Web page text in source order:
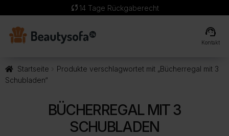
sync 14 Tage Rückgaberecht
support_agent
Kontakt
Startseite
Produkte verschlagwortet mit „Bücherregal mit 3
Schubladen“
BÜCHERREGAL MIT 3
SCHUBLADEN